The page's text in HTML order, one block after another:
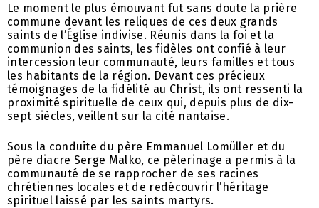
Le moment le plus émouvant fut sans doute la prière
commune devant les reliques de ces deux grands
saints de l’Église indivise. Réunis dans la foi et la
communion des saints, les fidèles ont confié à leur
intercession leur communauté, leurs familles et tous
les habitants de la région. Devant ces précieux
témoignages de la fidélité au Christ, ils ont ressenti la
proximité spirituelle de ceux qui, depuis plus de dix-
sept siècles, veillent sur la cité nantaise.
Sous la conduite du père Emmanuel Lomüller et du
père diacre Serge Malko, ce pèlerinage a permis à la
communauté de se rapprocher de ses racines
chrétiennes locales et de redécouvrir l’héritage
spirituel laissé par les saints martyrs.